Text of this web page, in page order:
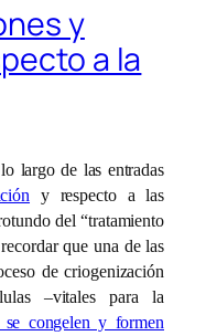
y
a la
largo de las entradas
y respecto a las
del “tratamiento
que una de las
de criogenización
–vitales para la
se congelen y formen